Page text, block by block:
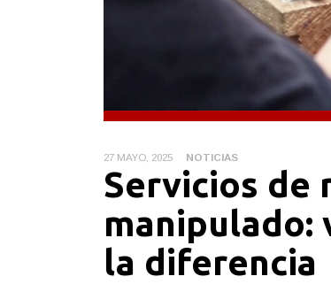
27 MAYO, 2025 NOTICIAS
Servicios de
manipulado:
la diferencia